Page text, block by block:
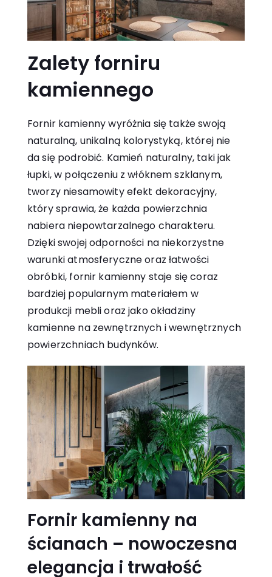
Zalety forniru
kamiennego
Fornir kamienny wyróżnia się także swoją
naturalną, unikalną kolorystyką, której nie
da się podrobić. Kamień naturalny, taki jak
łupki, w połączeniu z włóknem szklanym,
tworzy niesamowity efekt dekoracyjny,
który sprawia, że każda powierzchnia
nabiera niepowtarzalnego charakteru.
Dzięki swojej odporności na niekorzystne
warunki atmosferyczne oraz łatwości
obróbki, fornir kamienny staje się coraz
bardziej popularnym materiałem w
produkcji mebli oraz jako okładziny
kamienne na zewnętrznych i wewnętrznych
powierzchniach budynków.
Fornir kamienny na
ścianach – nowoczesna
elegancja i trwałość